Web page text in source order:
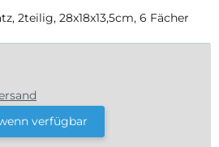
2teilig, 28x18x13,5cm, 6 Fächer
verfügbar